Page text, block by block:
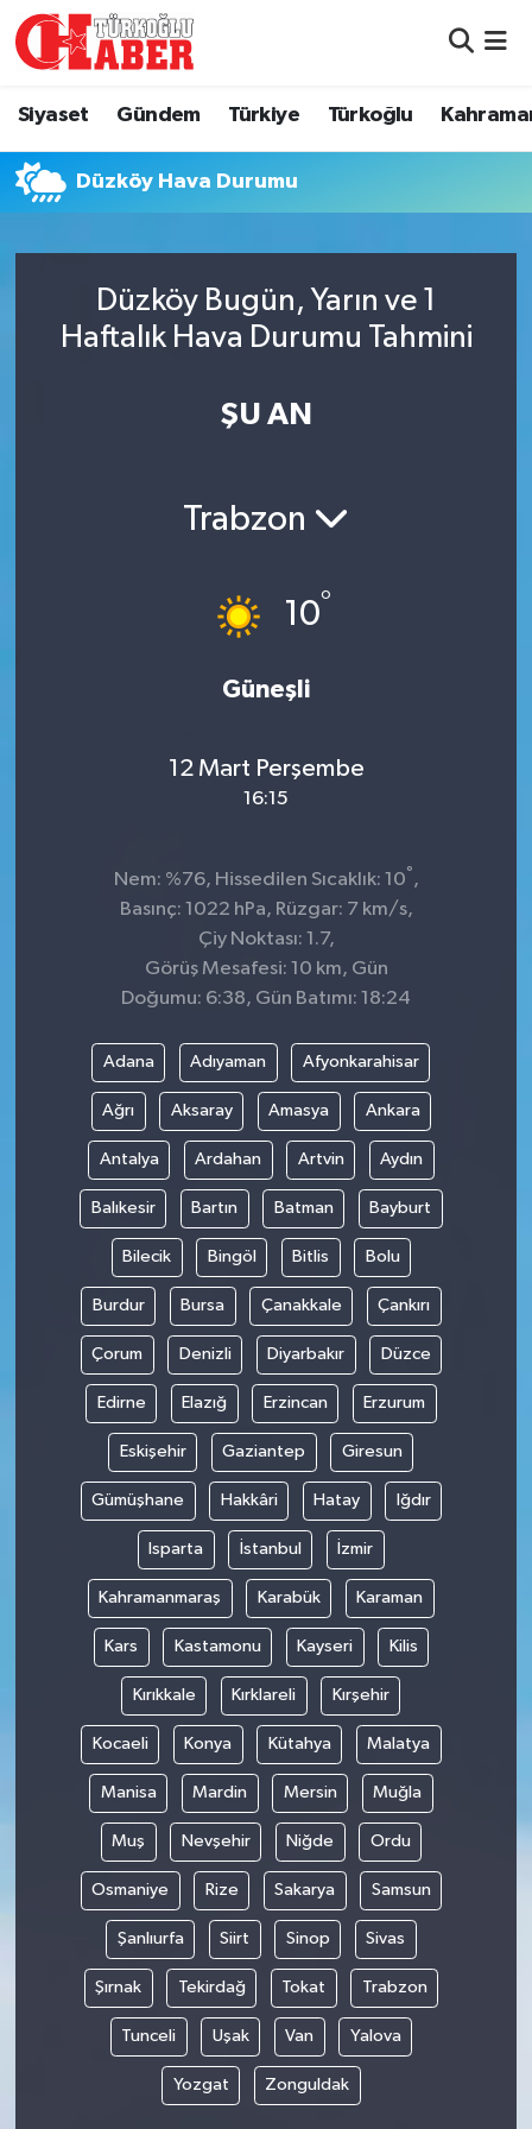
Siyaset Gündem Türkiye Türkoğlu
Düzköy Hava Durumu
Düzköy Bugün, Yarın ve 1
Haftalık Hava Durumu Tahmini
ŞU AN
Trabzon
10°
Güneşli
12 Mart Perşembe
16:15
Nem: %76, Hissedilen Sıcaklık: 10° ,
Basınç: 1022 hPa, Rüzgar: 7 km/s,
Çiy Noktası: 1.7,
Görüş Mesafesi: 10 km, Gün
Doğumu: 6:38, Gün Batımı: 18:24
Adana Adıyaman Afyonkarahisar
Ağrı Aksaray Amasya Ankara
Antalya Ardahan Artvin Aydın
Balıkesir Bartın Batman Bayburt
Bilecik Bingöl Bitlis Bolu
Burdur Bursa Çanakkale Çankırı
Çorum Denizli Diyarbakır Düzce
Edirne Elazığ Erzincan Erzurum
Eskişehir Gaziantep Giresun
Gümüşhane Hakkâri Hatay Iğdır
Isparta İstanbul İzmir
Kahramanmaraş Karabük Karaman
Kars Kastamonu Kayseri Kilis
Kırıkkale Kırklareli Kırşehir
Kocaeli Konya Kütahya Malatya
Manisa Mardin Mersin Muğla
Muş Nevşehir Niğde Ordu
Osmaniye Rize Sakarya Samsun
Şanlıurfa Siirt Sinop Sivas
Şırnak Tekirdağ Tokat Trabzon
Tunceli Uşak Van Yalova
Yozgat Zonguldak
Gündem
Türkiye
Kahramanmaraş
Hava Durumu
Namaz Vakitleri
Süper Lig Puan Durumu ve Fikstür